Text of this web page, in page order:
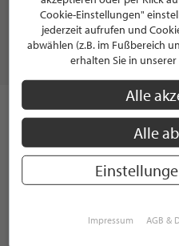
Vom Curry aus Indien über
viele kulinarische
ungemein kostbar galt und
Handelskriege war ist heute
Köstliche Gewürze. Die Wahl
Unterschied. Es braucht die
Cookie-Einstellungen"
jederzeit aufrufen und
abwählen (z.B. im Fußbereich
erhalten Sie in
Alle
Alle
Impressum AGB &